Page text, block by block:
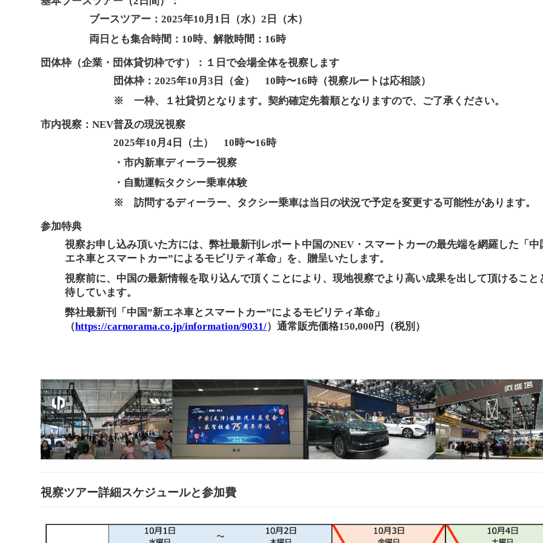
ブースツアー：2025年10月1日（水）2日（木）
両日とも集合時間：10時、解散時間：16時
団体枠（企業・団体貸切枠です）：１日で会場全体を視察します
団体枠：2025年10月3日（金） 10時〜16時（視察ルートは応相談）
※ 一枠、１社貸切となります。契約確定先着順となりますので、ご了承ください。
市内視察：NEV普及の現況視察
2025年10月4日（土） 10時〜16時
・市内新車ディーラー視察
・自動運転タクシー乗車体験
※ 訪問するディーラー、タクシー乗車は当日の状況で予定を変更する可能性があります。
参加特典
視察お申し込み頂いた方には、弊社最新刊レポート中国のNEV・スマートカーの最先端を網羅した「中
エネ車とスマートカー”によるモビリティ革命」を、贈呈いたします。
視察前に、中国の最新情報を取り込んで頂くことにより、現地視察でより高い成果を出して頂けること
待しています。
弊社最新刊「中国”新エネ車とスマートカー”によるモビリティ革命」
（https://carnorama.co.jp/information/9031/）通常販売価格150,000円（税別）
視察ツアー詳細スケジュールと参加費